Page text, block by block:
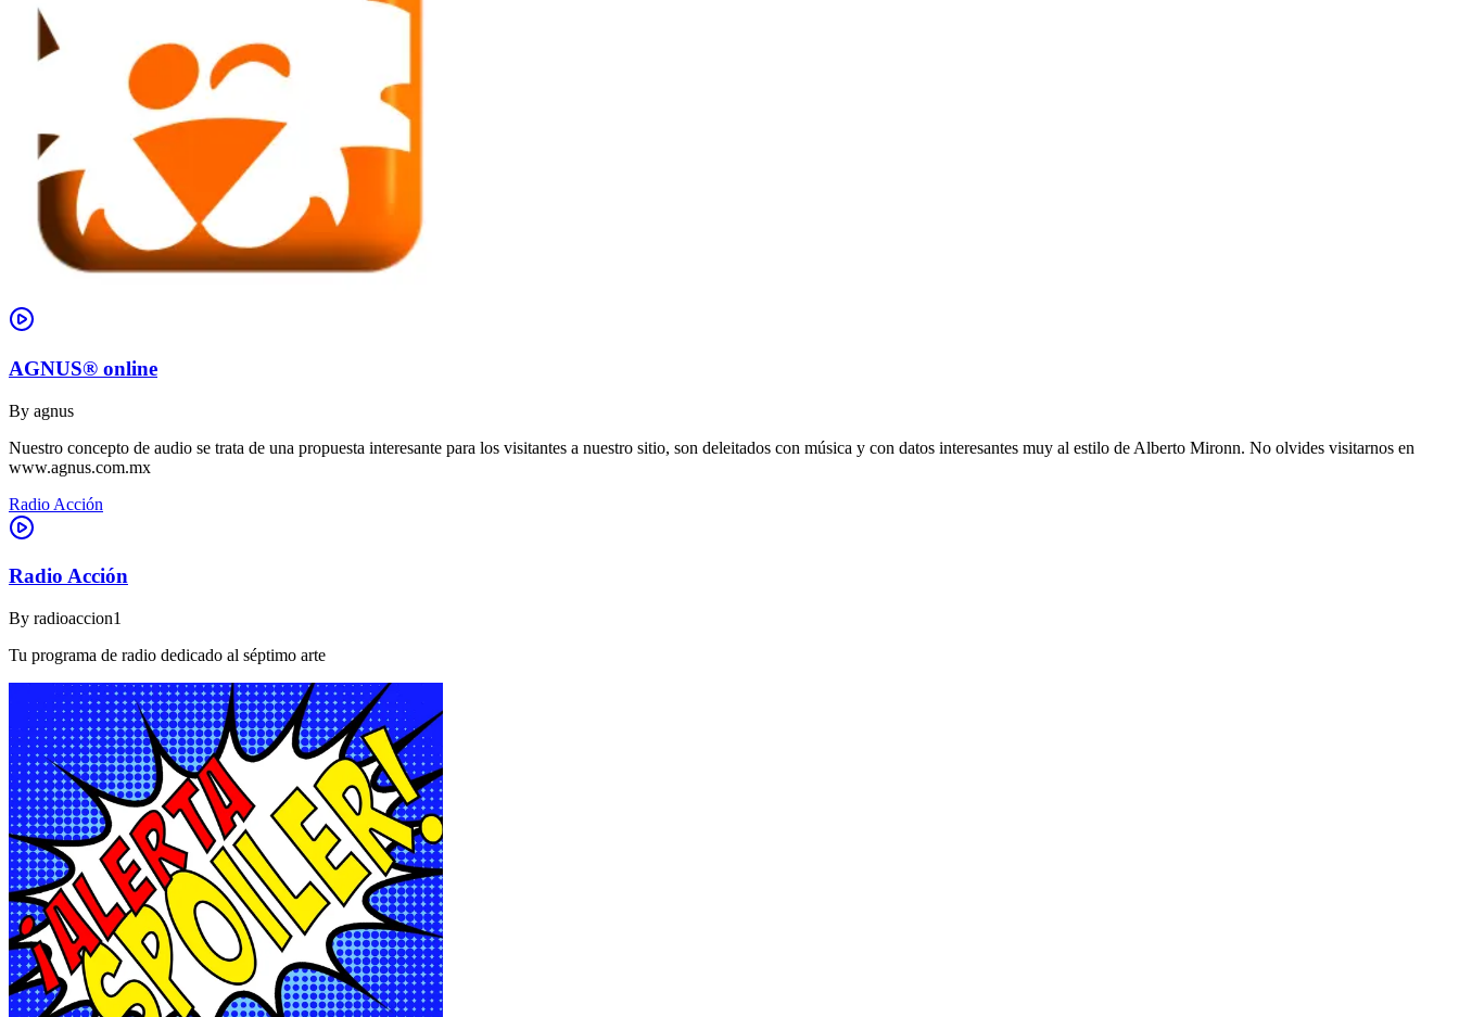
AGNUS® online
By agnus
Nuestro concepto de audio se trata de una propuesta interesante para los visitantes a nuestro sitio, son deleitados con música y con datos interesantes muy al estilo de Alberto Mironn. No olvides visitarnos en
www.agnus.com.mx
Radio Acción
Radio Acción
By radioaccion1
Tu programa de radio dedicado al séptimo arte